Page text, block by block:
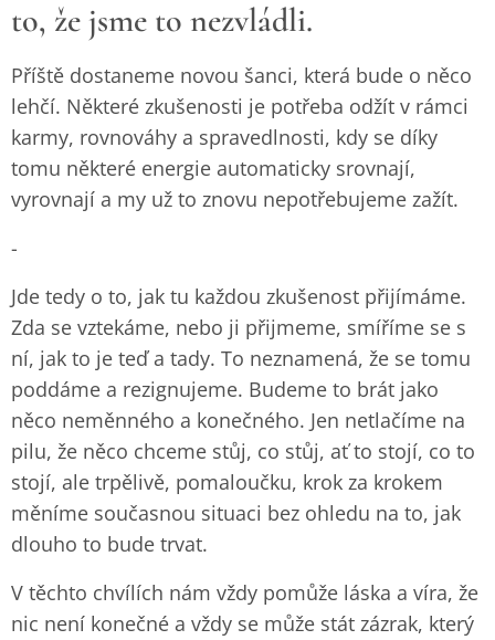
to, že jsme to nezvládli.
Příště dostaneme novou šanci, která bude o něco
lehčí. Některé zkušenosti je potřeba odžít v rámci
karmy, rovnováhy a spravedlnosti, kdy se díky
tomu některé energie automaticky srovnají,
vyrovnají a my už to znovu nepotřebujeme zažít.
-
Jde tedy o to, jak tu každou zkušenost přijímáme.
Zda se vztekáme, nebo ji přijmeme, smíříme se s
ní, jak to je teď a tady. To neznamená, že se tomu
poddáme a rezignujeme. Budeme to brát jako
něco neměnného a konečného. Jen netlačíme na
pilu, že něco chceme stůj, co stůj, ať to stojí, co to
stojí, ale trpělivě, pomaloučku, krok za krokem
měníme současnou situaci bez ohledu na to, jak
dlouho to bude trvat.
V těchto chvílích nám vždy pomůže láska a víra, že
nic není konečné a vždy se může stát zázrak, který